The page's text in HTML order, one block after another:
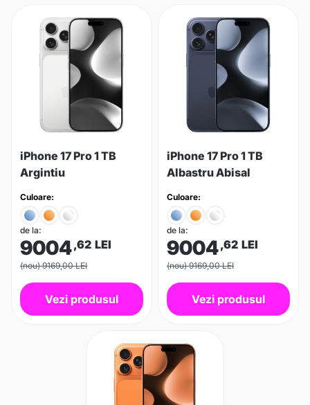
iPhone 17 Pro 1 TB
Argintiu
Culoare:
de la:
9004,62 LEI
(nou) 9169,00 LEI
Vezi produsul
iPhone 17 Pro 1 TB
Albastru Abisal
Culoare:
de la:
9004,62 LEI
(nou) 9169,00 LEI
Vezi produsul